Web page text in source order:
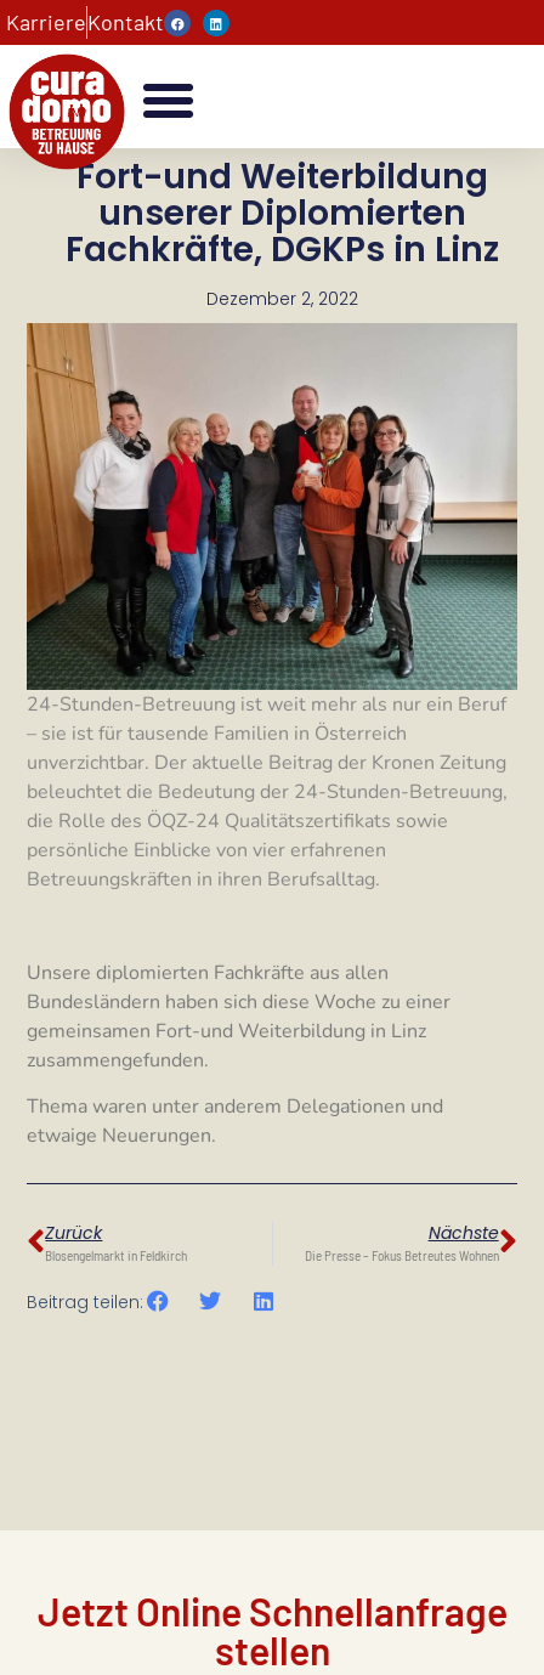
KarriereKontakt
Fort-und Weiterbildung
unserer Diplomierten
Fachkräfte, DGKPs in Linz
Dezember 2, 2022
24-Stunden-Betreuung ist weit mehr als nur ein Beruf
– sie ist für tausende Familien in Österreich
unverzichtbar. Der aktuelle Beitrag der Kronen Zeitung
beleuchtet die Bedeutung der 24-Stunden-Betreuung,
die Rolle des ÖQZ-24 Qualitätszertifikats sowie
persönliche Einblicke von vier erfahrenen
Betreuungskräften in ihren Berufsalltag.
Unsere diplomierten Fachkräfte aus allen
Bundesländern haben sich diese Woche zu einer
gemeinsamen Fort-und Weiterbildung in Linz
zusammengefunden.
Thema waren unter anderem Delegationen und
etwaige Neuerungen.
Zurück
Blosengelmarkt in Feldkirch
Nächste
Die Presse – Fokus Betreutes Wohnen
Beitrag teilen:
Jetzt Online Schnellanfrage
stellen